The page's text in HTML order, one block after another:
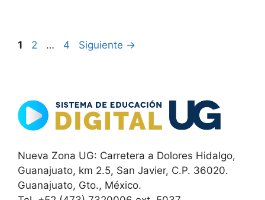
Página
1 Página
2 … Página
4 Siguiente →
Nueva Zona UG: Carretera a Dolores Hidalgo,
Guanajuato, km 2.5, San Javier, C.P. 36020.
Guanajuato, Gto., México.